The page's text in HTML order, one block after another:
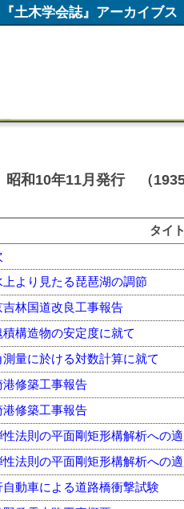
土木学会誌』アーカイブス
和10年11月発行 （
タイ
上より見たる琵琶湖の調節
吉林国道改良工事報告
積構造物の安定度に就て
測量に於ける対数計算に就て
港修築工事報告
港修築工事報告
性法則の平面剛矩形構解析への
性法則の平面剛矩形構解析への
自動車による道路橋衝撃試験